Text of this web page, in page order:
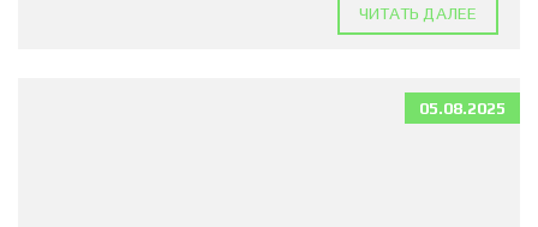
ЧИТАТЬ ДАЛЕЕ
05.08.2025